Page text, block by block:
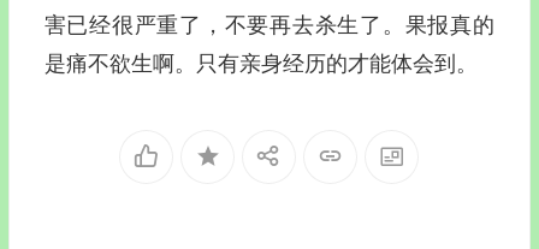
害已经很严重了，不要再去杀生了。果报真的
是痛不欲生啊。只有亲身经历的才能体会到。